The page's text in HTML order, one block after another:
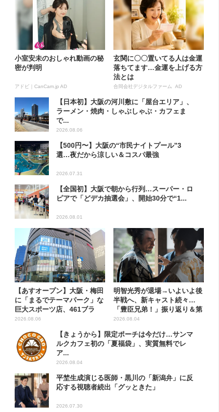
小室安未のおしゃれ動画の秘
密が判明
アドビ｜CanCam.jp AD
玄関に〇〇置いてる人は金運
落ちてます…金運を上げる方
法とは
合同会社デジタルファーム AD
【日本初】大阪の河川敷に「屋台エリア」、
ラーメン・焼肉・しゃぶしゃぶ・カフェま
で...
2026.08.06
【500円〜】大阪の“市民ナイトプール”3
選…夜だから涼しい＆コスパ最強
2026.07.31
【全国初】大阪で朝から行列…スーパー・ロ
ピアで「どデカ抽選会」、開始30分で“1...
2026.08.01
【あすオープン】大阪・梅田
に「まるでテーマパーク」な
巨大スポーツ店、461ブラ
ン...
2026.08.06
明智光秀が退場→いよいよ後
半戦へ、新キャスト続々…
「豊臣兄弟！」振り返り＆第
30...
2026.08.04
【きょうから】限定ポーチは今だけ…サンマ
ルクカフェ初の「夏福袋」、実質無料でレ
ア...
2026.08.04
平埜生成演じる医師・黒川の「新潟弁」に反
応する視聴者続出「グッときた」
2026.07.30